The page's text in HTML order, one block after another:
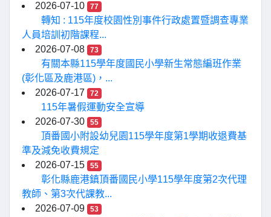
2026-07-10
77
轉知 : 115年度校園性別事件行政處置暨調查專業
人員培訓初階課程...
2026-07-08
73
有關本縣115學年度國民小學新生常態編班作業
(彰化區及鹿港區)，...
2026-07-17
72
115年暑假運動安全宣導
2026-07-30
55
頂番國小附設幼兒園115學年度第1學期收退費基
準及減免收費規定
2026-07-15
55
彰化縣鹿港鎮頂番國民小學115學年度第2次代理
教師、第3次代課教...
2026-07-09
53